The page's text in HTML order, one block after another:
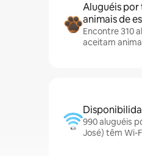
Aluguéis
animais de
Encontre 310
aceitam
990 aluguéis
José) têm Wi-